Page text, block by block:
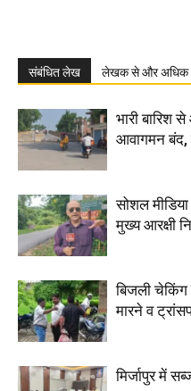
संबंधित लेख लेखक से और अधिक
भारी बारिश
आवागमन बंद,
सोशल
मुख्य आरक्षी
बिजली
मारने व
मिर्जापुर में